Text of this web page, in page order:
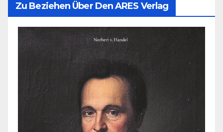
Zu Beziehen Über Den ARES Verlag